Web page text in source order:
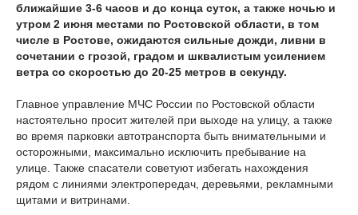
ближайшие 3-6 часов и до конца суток, а также ночью и
утром 2 июня местами по Ростовской области, в том
числе в Ростове, ожидаются сильные дожди, ливни в
сочетании с грозой, градом и шквалистым усилением
ветра со скоростью до 20-25 метров в секунду.
Главное управление МЧС России по Ростовской области
настоятельно просит жителей при выходе на улицу, а также
во время парковки автотранспорта быть внимательными и
осторожными, максимально исключить пребывание на
улице. Также спасатели советуют избегать нахождения
рядом с линиями электропередач, деревьями, рекламными
щитами и витринами.